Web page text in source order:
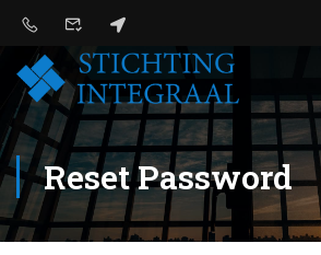
Reset Password